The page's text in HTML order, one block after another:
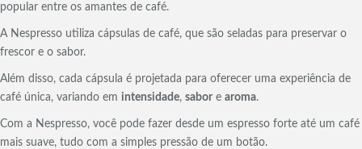
popular entre os amantes de café.
A Nespresso utiliza cápsulas de café, que são seladas para preservar o
frescor e o sabor.
Além disso, cada cápsula é projetada para oferecer uma experiência de
café única, variando em intensidade, sabor e aroma.
Com a Nespresso, você pode fazer desde um espresso forte até um café
mais suave, tudo com a simples pressão de um botão.